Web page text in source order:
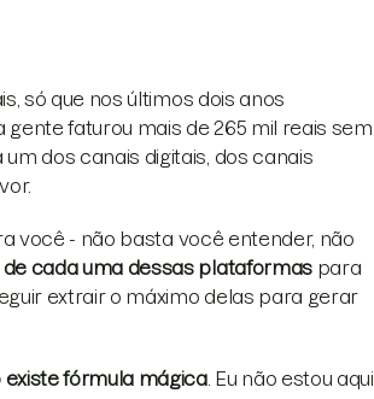
só que nos últimos dois anos
faturou mais de 265 mil reais sem
dos canais digitais, dos canais
você - não basta você entender, não
cada uma dessas plataformaspara
extrair o máximo delas para gerar
existe fórmula mágica. Eu não estou aqui